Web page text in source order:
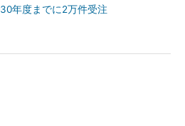
年度までに2万件受注